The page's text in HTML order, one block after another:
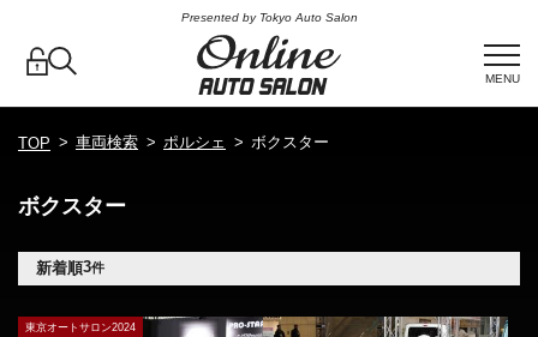
Presented by Tokyo Auto Salon
MENU
TOP 車両検索 ポルシェ ボクスター
ボクスター
新着順3件
東京オートサロン2024